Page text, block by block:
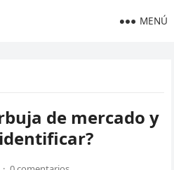
MENÚ
de mercado y